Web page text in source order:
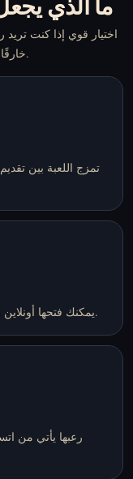
خارقًا للطبيعة أكثر برودة واختناقًا.
تمزج اللعبة بين
يمكنك فتحها أونلاين وتجربة نسخة المتصفح من دون تثبيت إضافي.
رعبها يأتي من